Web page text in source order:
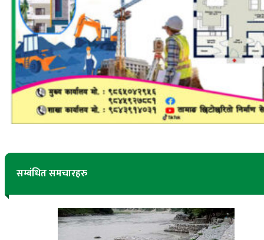
सम्बंधित समचारहरु